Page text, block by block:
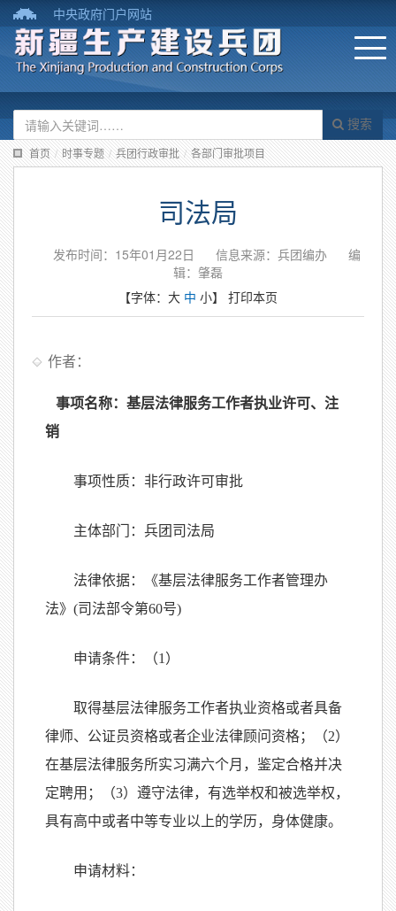
中央政府门户网站
搜索
首页 / 时事专题 / 兵团行政审批 / 各部门审批项目
司法局
发布时间：15年01月22日 信息来源：兵团编办
编
辑：肇磊
【字体： 大 中 小】 打印本页
作者：
事项名称：基层法律服务工作者执业许可、注
销
事项性质：非行政许可审批
主体部门：兵团司法局
法律依据：《基层法律服务工作者管理办
法》 (司法部令第60号)
申请条件：（1 ）
取得基层法律服务工作者执业资格或者具备
律师、公证员资格或者企业法律顾问资格；（2）
在基层法律服务所实习满六个月，鉴定合格并决
定聘用；（3）遵守法律，有选举权和被选举权，
具有高中或者中等专业以上的学历，身体健康。
申请材料：